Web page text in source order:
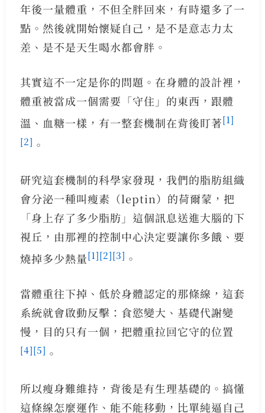
年後一量體重，不但全胖回來，有時還多了一
點。然後就開始懷疑自己，是不是意志力太
差、是不是天生喝水都會胖。
其實這不一定是你的問題。在身體的設計裡，
體重被當成一個需要「守住」的東西，跟體
溫、血糖一樣，有一整套機制在背後盯著[1]
[2] 。
研究這套機制的科學家發現，我們的脂肪組織
會分泌一種叫瘦素（leptin）的荷爾蒙，把
「身上存了多少脂肪」這個訊息送進大腦的下
視丘，由那裡的控制中心決定要讓你多餓、要
燒掉多少熱量[1][2][3] 。
當體重往下掉、低於身體認定的那條線，這套
系統就會啟動反擊：食慾變大、基礎代謝變
慢，目的只有一個，把體重拉回它守的位置
[4][5] 。
所以瘦身難維持，背後是有生理基礎的。搞懂
這條線怎麼運作、能不能移動，比單純逼自己